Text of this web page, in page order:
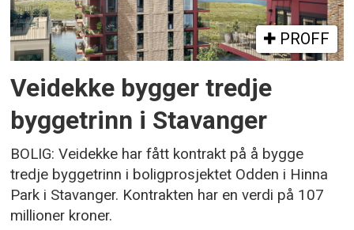
PROFF
Veidekke bygger tredje
byggetrinn i Stavanger
BOLIG: Veidekke har fått kontrakt på å bygge
tredje byggetrinn i boligprosjektet Odden i Hinna
Park i Stavanger. Kontrakten har en verdi på 107
millioner kroner.